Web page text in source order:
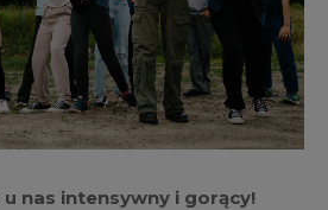
nas intensywny i gorący!